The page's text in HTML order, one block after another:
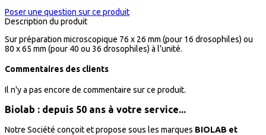
Poser une question sur ce produit
Description du produit
Sur préparation microscopique 76 x 26 mm (pour 16 drosophiles) ou
80 x 65 mm (pour 40 ou 36 drosophiles) à l’unité.
Commentaires des clients
Il n'y a pas encore de commentaire sur ce produit.
Biolab : depuis 50 ans à votre service...
Notre Société conçoit et propose sous les marques BIOLAB et